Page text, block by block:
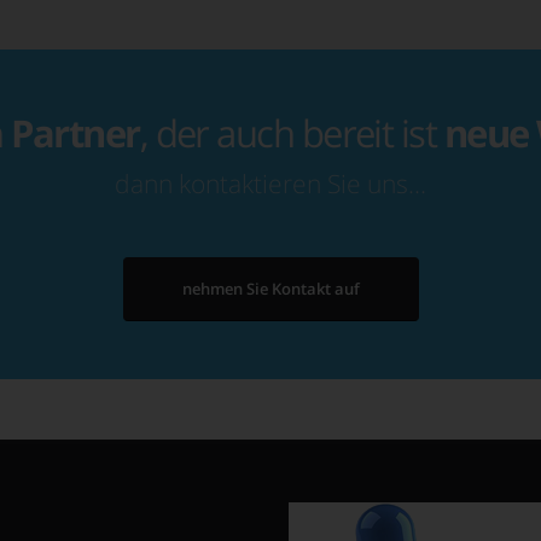
Partner, der auch bereit ist neue
dann kontaktieren Sie uns…
nehmen Sie Kontakt auf